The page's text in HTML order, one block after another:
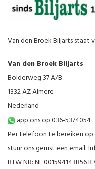
Van den Broek Biljarts staat
Van den Broek Biljarts
Bolderweg 37 A/B
1332 AZ Almere
Nederland
app ons op 036-5374054
Per telefoon te bereiken op
stuur ons gerust een email:
BTW NR: NL 001594143B56